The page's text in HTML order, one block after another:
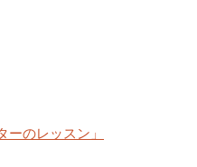
ーのレッスン」